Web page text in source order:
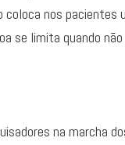
coloca nos pacientes
se limita quando não
na marcha